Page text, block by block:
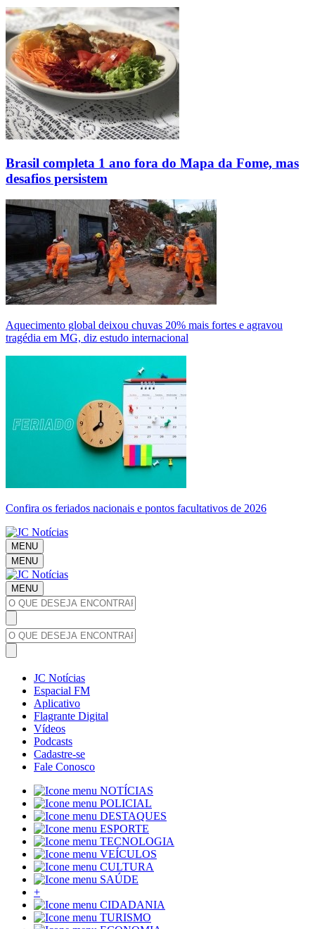
Brasil completa 1 ano fora do Mapa da Fome, mas
desafios persistem
Aquecimento global deixou chuvas 20% mais fortes e agravou
tragédia em MG, diz estudo internacional
Confira os feriados nacionais e pontos facultativos de 2026
MENU
MENU
MENU
JC Notícias
Espacial FM
Aplicativo
Flagrante Digital
Vídeos
Podcasts
Cadastre-se
Fale Conosco
NOTÍCIAS
POLICIAL
DESTAQUES
ESPORTE
TECNOLOGIA
VEÍCULOS
CULTURA
SAÚDE
+
CIDADANIA
TURISMO